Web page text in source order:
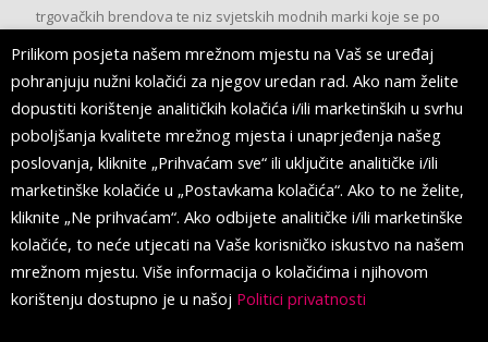
trgovačkih brendova te niz svjetskih modnih marki koje se po
prvi put pojavljuju u Splitu.
PRATITE NAS
Prilikom posjeta našem mrežnom mjestu na Vaš se uređaj
pohranjuju nužni kolačići za njegov uredan rad. Ako nam želite
dopustiti korištenje analitičkih kolačića i/ili marketinških u svrhu
poboljšanja kvalitete mrežnog mjesta i unaprjeđenja našeg
poslovanja, kliknite „Prihvaćam sve“ ili uključite analitičke i/ili
marketinške kolačiće u „Postavkama kolačića“. Ako to ne želite,
kliknite „Ne prihvaćam“. Ako odbijete analitičke i/ili marketinške
kolačiće, to neće utjecati na Vaše korisničko iskustvo na našem
mrežnom mjestu. Više informacija o kolačićima i njihovom
korištenju dostupno je u našoj Politici privatnosti